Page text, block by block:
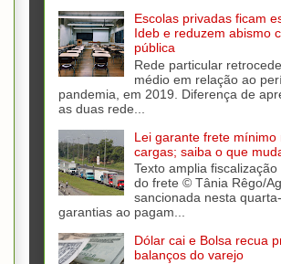
Escolas privadas ficam
Ideb e reduzem abismo
pública
Rede particular
médio em relação ao
pandemia, em 2019. Diferença de
as duas rede...
Lei garante frete mínimo
cargas; saiba o que
Texto amplia
do frete © Tânia Rêgo/
sancionada nesta
garantias ao pagam...
Dólar cai e Bolsa recua
balanços do varejo